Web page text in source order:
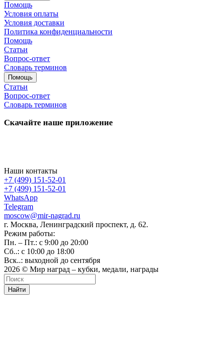
Помощь
Условия оплаты
Условия доставки
Политика конфиденциальности
Помощь
Статьи
Вопрос-ответ
Словарь терминов
Помощь
Статьи
Вопрос-ответ
Словарь терминов
Скачайте наше приложение
Наши контакты
+7 (499) 151-52-01
+7 (499) 151-52-01
WhatsApp
Telegram
moscow@mir-nagrad.ru
г. Москва, Ленинградский проспект, д. 62.
Режим работы:
Пн. – Пт.: с 9:00 до 20:00
Сб..: с 10:00 до 18:00
Вск..: выходной до сентября
2026 © Мир наград – кубки, медали, награды
Найти